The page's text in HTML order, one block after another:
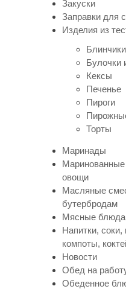
Закуски
Заправки для
Изделия из
Булочки
Кексы
Печенье
Пироги
Торты
Маринады
Маринованные
овощи
Масляные
бутербродам
Мясные блюда
Напитки,
компоты,
Новости
Обед на
Обеденное